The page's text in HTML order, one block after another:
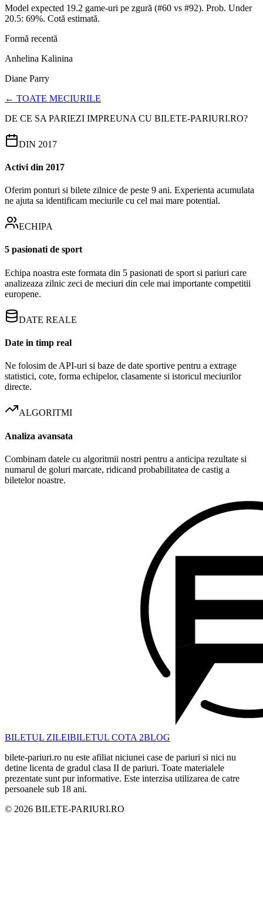
Model expected 19.2 game-uri pe zgură (#60 vs #92). Prob. Under
20.5: 69%. Cotă estimată.
Formă recentă
Anhelina Kalinina
Diane Parry
← TOATE MECIURILE
DE CE SA PARIEZI IMPREUNA CU BILETE-PARIURI.RO?
DIN 2017
Activi din 2017
Oferim ponturi si bilete zilnice de peste 9 ani. Experienta acumulata
ne ajuta sa identificam meciurile cu cel mai mare potential.
ECHIPA
5 pasionati de sport
Echipa noastra este formata din 5 pasionati de sport si pariuri care
analizeaza zilnic zeci de meciuri din cele mai importante competitii
europene.
DATE REALE
Date in timp real
Ne folosim de API-uri si baze de date sportive pentru a extrage
statistici, cote, forma echipelor, clasamente si istoricul meciurilor
directe.
ALGORITMI
Analiza avansata
Combinam datele cu algoritmii nostri pentru a anticipa rezultate si
numarul de goluri marcate, ridicand probabilitatea de castig a
biletelor noastre.
BILETUL ZILEIBILETUL COTA 2BLOG
bilete-pariuri.ro nu este afiliat niciunei case de pariuri si nici nu
detine licenta de gradul clasa II de pariuri. Toate materialele
prezentate sunt pur informative. Este interzisa utilizarea de catre
persoanele sub 18 ani.
© 2026 BILETE-PARIURI.RO